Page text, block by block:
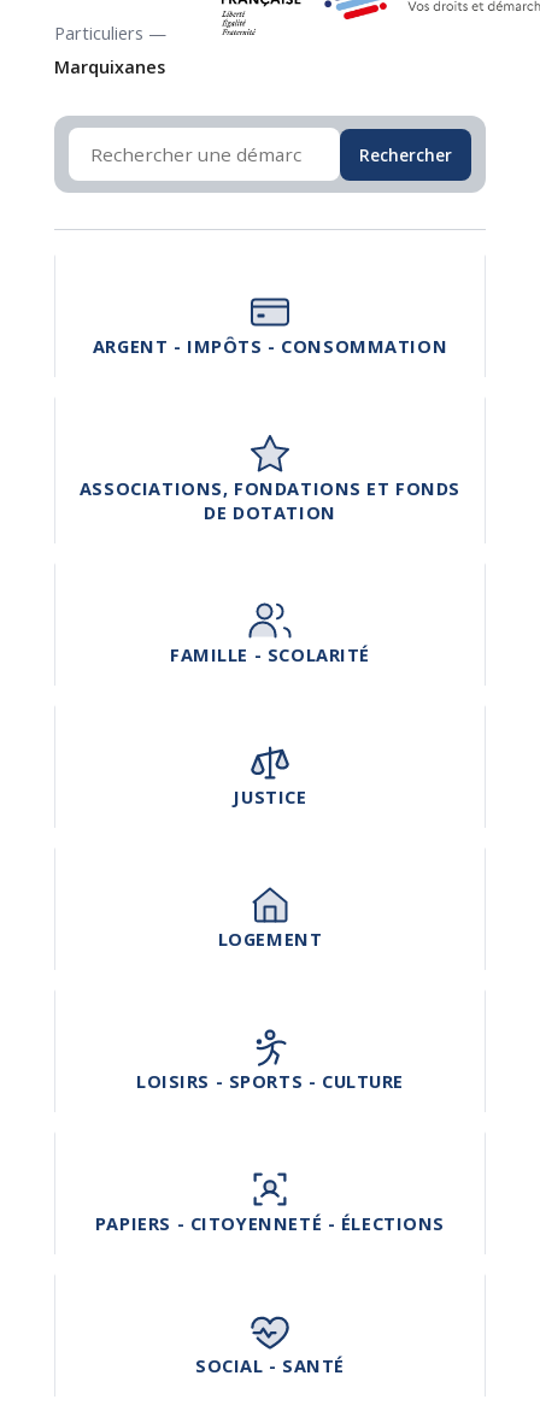
Particuliers —
Marquixanes
Rechercher
ARGENT - IMPÔTS - CONSOMMATION
ASSOCIATIONS, FONDATIONS ET FONDS
DE DOTATION
FAMILLE - SCOLARITÉ
JUSTICE
LOGEMENT
LOISIRS - SPORTS - CULTURE
PAPIERS - CITOYENNETÉ - ÉLECTIONS
SOCIAL - SANTÉ